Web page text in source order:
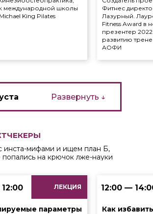
Фитнес
Лазурный.
Fitness Award в
презентер
развитию
АОФИ
международной школы
King Pilates
Развернуть ↓
инста-мифами и ищем план Б,
попались на крючок лже-науки
Как
12:00 —
параметры
ЛЕКЦИЯ